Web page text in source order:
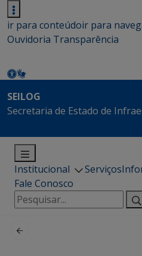
ir para conteúdoir para
Ouvidoria Transparência
SEILOG
Secretaria de Estado de
Institucional Serviços
Fale Conosco
Pesquisar
por: